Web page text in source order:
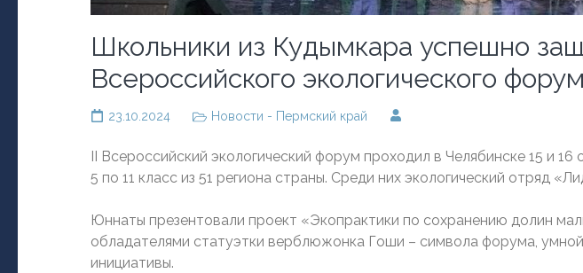
Школьники из Кудымкара успешно
Всероссийского экологического
23.10.2024 Новости - Пермский край
II Всероссийский экологический форум проходил в Челябинске 15 и
5 по 11 класс из 51 региона страны. Среди них экологический отряд
Юннаты презентовали проект «Экопрактики по сохранению долин
обладателями статуэтки верблюжонка Гоши – символа форума,
инициативы.